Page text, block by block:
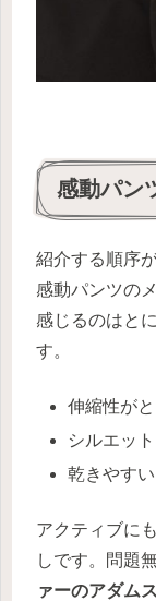
感動パン
紹介する順序
感動パンツの
感じるのはと
す。
伸縮性が
シルエッ
乾きやすい
アクティブに
しです。問題
ァーのアダム